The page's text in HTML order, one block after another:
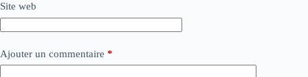
Site web
Ajouter un commentaire *